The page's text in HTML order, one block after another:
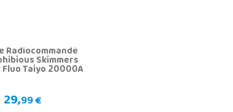
Radiocommandé
Skimmers
Taiyo 20000A
29,99 €